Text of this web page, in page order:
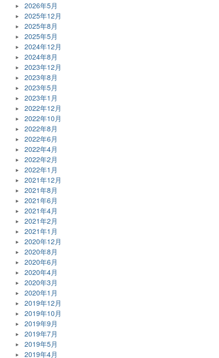
2026年5月
2025年12月
2025年8月
2025年5月
2024年12月
2024年8月
2023年12月
2023年8月
2023年5月
2023年1月
2022年12月
2022年10月
2022年8月
2022年6月
2022年4月
2022年2月
2022年1月
2021年12月
2021年8月
2021年6月
2021年4月
2021年2月
2021年1月
2020年12月
2020年8月
2020年6月
2020年4月
2020年3月
2020年1月
2019年12月
2019年10月
2019年9月
2019年7月
2019年5月
2019年4月